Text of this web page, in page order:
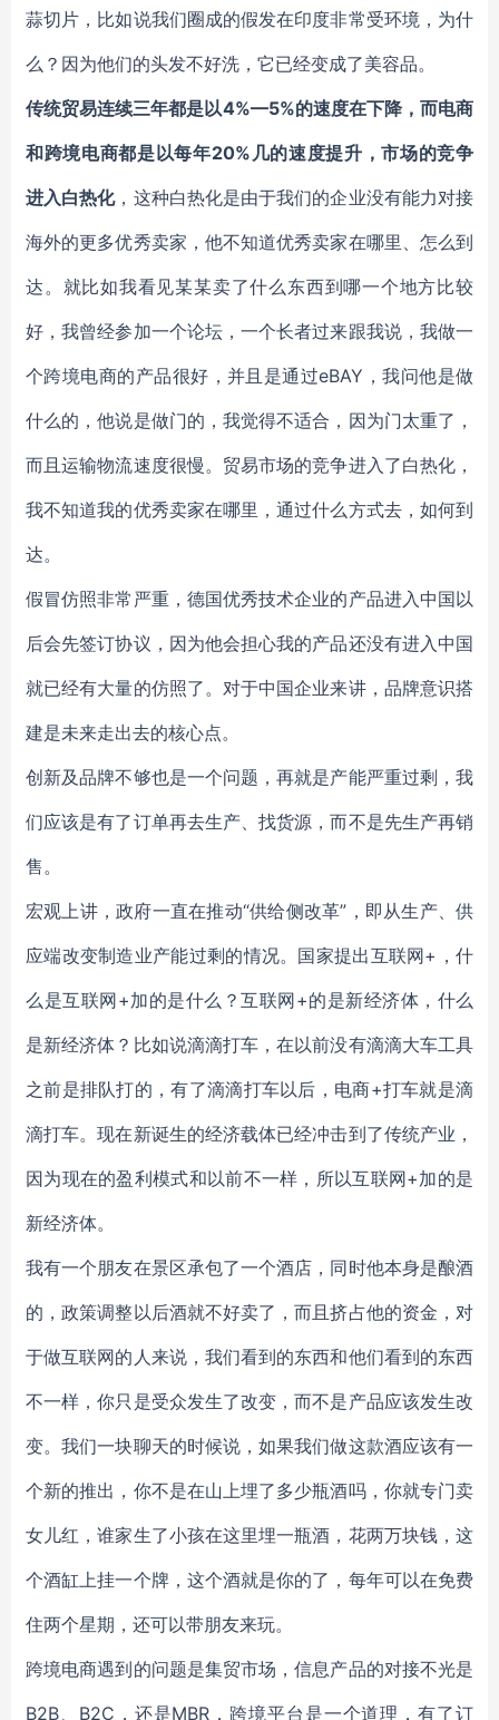
蒜切片，比如说我们圈成的假发在印度非常受环境，为什
么？因为他们的头发不好洗，它已经变成了美容品。
传统贸易连续三年都是以4%—5%的速度在下降，而电商
和跨境电商都是以每年20%几的速度提升，市场的竞争
进入白热化，这种白热化是由于我们的企业没有能力对接
海外的更多优秀卖家，他不知道优秀卖家在哪里、怎么到
达。就比如我看见某某卖了什么东西到哪一个地方比较
好，我曾经参加一个论坛，一个长者过来跟我说，我做一
个跨境电商的产品很好，并且是通过eBAY，我问他是做
什么的，他说是做门的，我觉得不适合，因为门太重了，
而且运输物流速度很慢。贸易市场的竞争进入了白热化，
我不知道我的优秀卖家在哪里，通过什么方式去，如何到
达。
假冒仿照非常严重，德国优秀技术企业的产品进入中国以
后会先签订协议，因为他会担心我的产品还没有进入中国
就已经有大量的仿照了。对于中国企业来讲，品牌意识搭
建是未来走出去的核心点。
创新及品牌不够也是一个问题，再就是产能严重过剩，我
们应该是有了订单再去生产、找货源，而不是先生产再销
售。
宏观上讲，政府一直在推动“供给侧改革”，即从生产、供
应端改变制造业产能过剩的情况。国家提出互联网+，什
么是互联网+加的是什么？互联网+的是新经济体，什么
是新经济体？比如说滴滴打车，在以前没有滴滴大车工具
之前是排队打的，有了滴滴打车以后，电商+打车就是滴
滴打车。现在新诞生的经济载体已经冲击到了传统产业，
因为现在的盈利模式和以前不一样，所以互联网+加的是
新经济体。
我有一个朋友在景区承包了一个酒店，同时他本身是酿酒
的，政策调整以后酒就不好卖了，而且挤占他的资金，对
于做互联网的人来说，我们看到的东西和他们看到的东西
不一样，你只是受众发生了改变，而不是产品应该发生改
变。我们一块聊天的时候说，如果我们做这款酒应该有一
个新的推出，你不是在山上埋了多少瓶酒吗，你就专门卖
女儿红，谁家生了小孩在这里埋一瓶酒，花两万块钱，这
个酒缸上挂一个牌，这个酒就是你的了，每年可以在免费
住两个星期，还可以带朋友来玩。
跨境电商遇到的问题是集贸市场，信息产品的对接不光是
B2B、B2C，还是MBR，跨境平台是一个道理，有了订